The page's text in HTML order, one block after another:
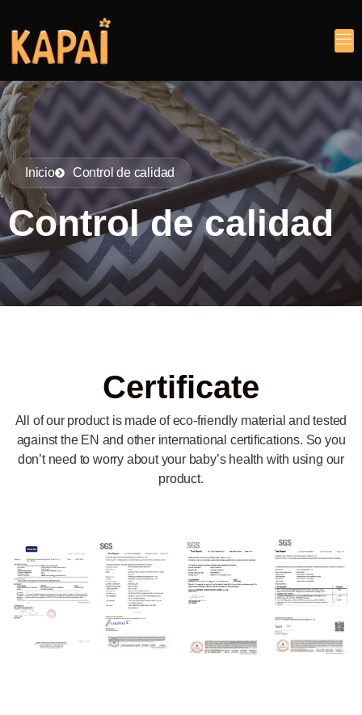
Inicio Control de calidad
Control de calidad
Certificate
All of our product is made of eco-friendly material and tested
against the EN and other international certifications. So you
don’t need to worry about your baby’s health with using our
product.